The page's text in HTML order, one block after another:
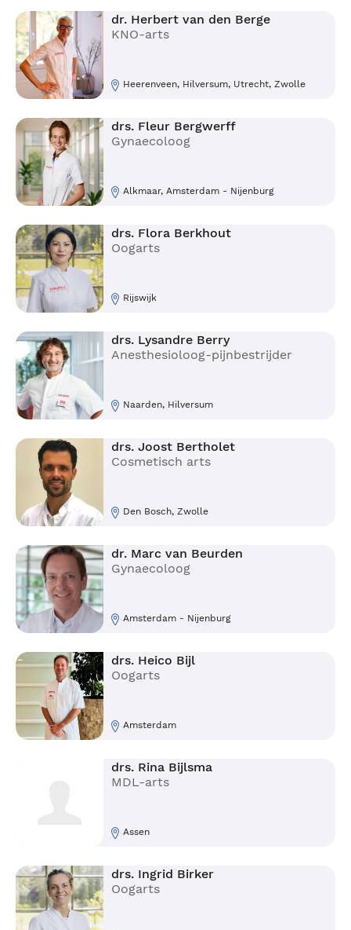
dr. Herbert van den Berge
KNO-arts
Heerenveen, Hilversum, Utrecht, Zwolle
drs. Fleur Bergwerff
Gynaecoloog
Alkmaar, Amsterdam - Nijenburg
drs. Flora Berkhout
Oogarts
Rijswijk
drs. Lysandre Berry
Anesthesioloog-pijnbestrijder
Naarden, Hilversum
drs. Joost Bertholet
Cosmetisch arts
Den Bosch, Zwolle
dr. Marc van Beurden
Gynaecoloog
Amsterdam - Nijenburg
drs. Heico Bijl
Oogarts
Amsterdam
drs. Rina Bijlsma
MDL-arts
Assen
drs. Ingrid Birker
Oogarts